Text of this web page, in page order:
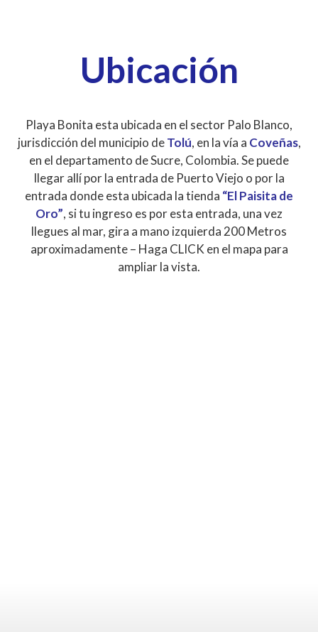
Ubicación
Playa Bonita esta ubicada en el sector Palo Blanco,
jurisdicción del municipio deTolú, en la vía a Coveñas,
en el departamento de Sucre, Colombia. Se puede
llegar allí por la entrada de Puerto Viejo o por la
entrada donde esta ubicada la tienda “El Paisita de
Oro”, si tu ingreso es por esta entrada, una vez
llegues al mar, gira a mano izquierda 200 Metros
aproximadamente – Haga CLICK en el mapa para
ampliar la vista.